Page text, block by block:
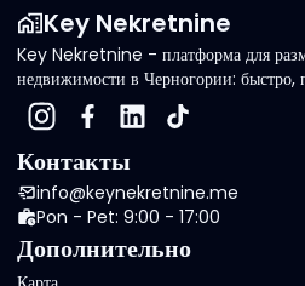
Key Nekretnine
Key Nekretnine - платформа для
недвижимости в Черногории: быстро,
Контакты
info@keynekretnine.me
Pon - Pet: 9:00 - 17:00
Дополнительно